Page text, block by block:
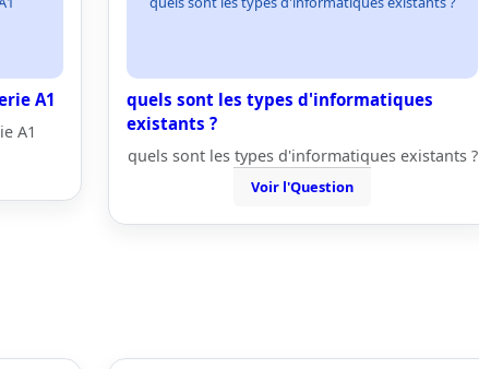
A1
A1
quels sont les types d'informatiques
existants ?
quels sont les types d'informatiques existants ?
Voir l'Question